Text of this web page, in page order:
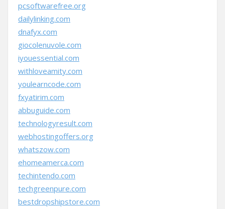
pcsoftwarefree.org
dailylinking.com
dnafyx.com
giocolenuvole.com
iyouessential.com
withloveamity.com
youlearncode.com
fxyatirim.com
abbuguide.com
technologyresult.com
webhostingoffers.org
whatszow.com
ehomeamerca.com
techintendo.com
techgreenpure.com
bestdropshipstore.com